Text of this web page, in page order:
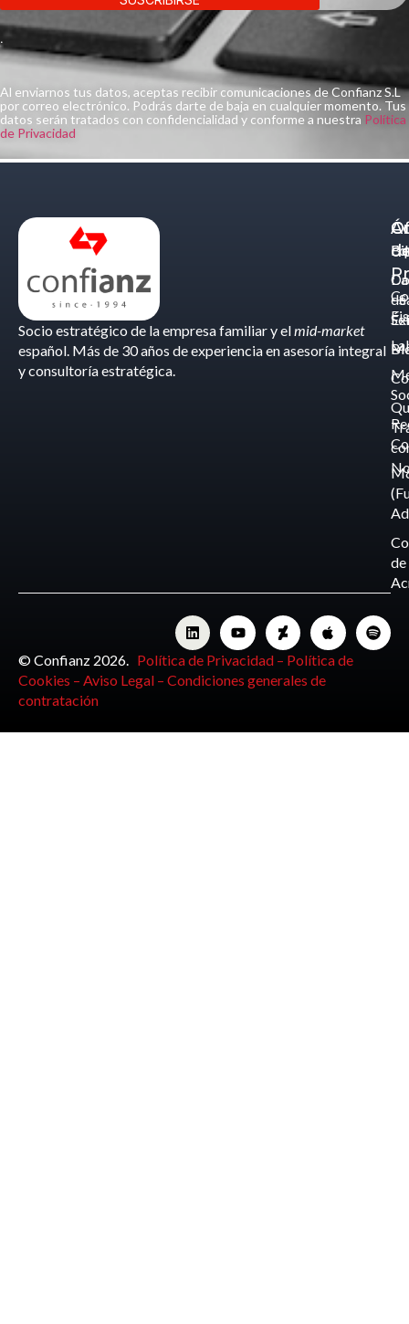
.
Al enviarnos tus datos, aceptas recibir comunicaciones de Confianz S.L
por correo electrónico. Podrás darte de baja en cualquier momento. Tus
datos serán tratados con confidencialidad y conforme a nuestra Política
de Privacidad
Socio estratégico de la empresa familiar y elmid-market
español. Más de 30 años de experiencia en asesoría integral
y consultoría estratégica.
de
de
-
© Confianz 2026. Política de Privacidad – Política de
Cookies – Aviso Legal – Condiciones generales de
contratación